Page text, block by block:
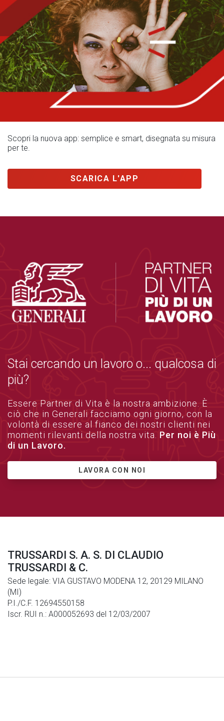
Scopri la nuova app: semplice e smart, disegnata su misura
per te.
SCARICA L'APP
Stai cercando un lavoro o... qualcosa di
più?
Essere Partner di Vita è la nostra ambizione. È
ciò che in Generali facciamo ogni giorno, con la
volontà di essere al fianco dei nostri clienti nei
momenti rilevanti della nostra vita. Per noi è Più
di un Lavoro.
LAVORA CON NOI
TRUSSARDI S. A. S. DI CLAUDIO
TRUSSARDI & C.
Sede legale: VIA GUSTAVO MODENA 12, 20129 MILANO
(MI)
P.I./C.F. 12694550158
Iscr. RUI n.: A000052693 del 12/03/2007